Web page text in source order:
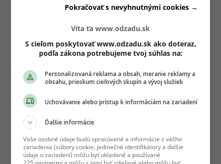
Víta ťa www.odzadu.sk
S cieľom poskytovať www.odzadu.sk ako doteraz,
podľa zákona potrebujeme tvoj súhlas na:
Personalizovaná reklama a obsah, meranie reklamy a
obsahu, prieskum cieľových skupín a vývoj služieb
Uchovávanie alebo prístup k informáciám na zariadení
Ďalšie informácie
Vaše osobné údaje budú spracúvané a informácie z vášho
zariadenia (súbory cookie, jedinečné identifikátory a ďalšie
údaje o zariadení) môžu byť ukladané a používané
Pokračovať s nevyhnutnými cookies →